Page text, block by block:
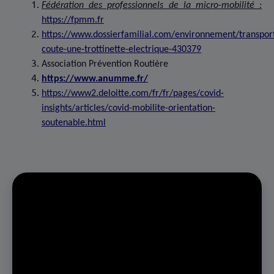
Fédération des professionnels de la micro-mobilité :
https://fpmm.fr
https://www.dossierfamilial.com/environnement/
coute-une-trottinette-electrique-430379
Association Prévention Routière
https://www.anumme.fr/
https://www2.deloitte.com/fr/fr/pages/covid-
insights/articles/covid-mobilite-orientation-
soutenable.html